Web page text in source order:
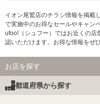
イオン尾鷲店のチラシ情報を掲載
で実施中のお得なセールやキャン
ufoo!（シュフー）ではお近くの
認いただけます。お得な情報をぜ
お店を探す
都道府県から探す